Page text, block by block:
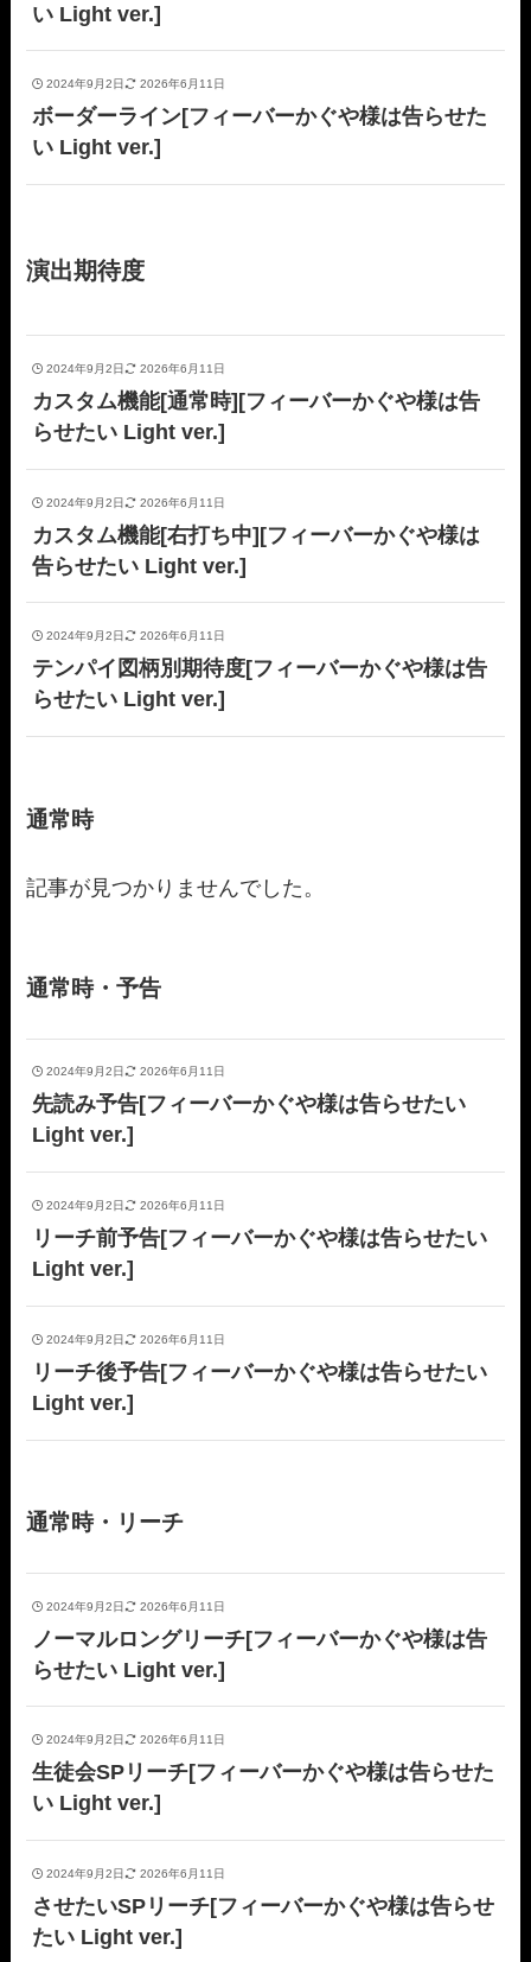
い Light ver.]
2024年9月2日 2026年6月11日
ボーダーライン[フィーバーかぐや様は告らせた
い Light ver.]
演出期待度
2024年9月2日 2026年6月11日
カスタム機能[通常時][フィーバーかぐや様は告
らせたい Light ver.]
2024年9月2日 2026年6月11日
カスタム機能[右打ち中][フィーバーかぐや様は
告らせたい Light ver.]
2024年9月2日 2026年6月11日
テンパイ図柄別期待度[フィーバーかぐや様は告
らせたい Light ver.]
通常時
記事が見つかりませんでした。
通常時・予告
2024年9月2日 2026年6月11日
先読み予告[フィーバーかぐや様は告らせたい
Light ver.]
2024年9月2日 2026年6月11日
リーチ前予告[フィーバーかぐや様は告らせたい
Light ver.]
2024年9月2日 2026年6月11日
リーチ後予告[フィーバーかぐや様は告らせたい
Light ver.]
通常時・リーチ
2024年9月2日 2026年6月11日
ノーマルロングリーチ[フィーバーかぐや様は告
らせたい Light ver.]
2024年9月2日 2026年6月11日
生徒会SPリーチ[フィーバーかぐや様は告らせた
い Light ver.]
2024年9月2日 2026年6月11日
させたいSPリーチ[フィーバーかぐや様は告らせ
たい Light ver.]